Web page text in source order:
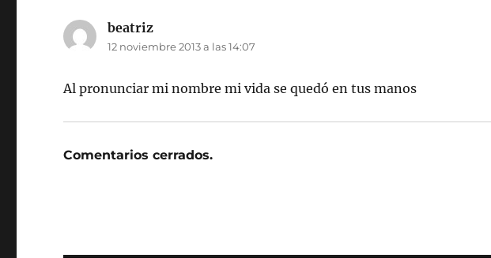
beatriz
12 noviembre 2013 a las 14:07
Al pronunciar mi nombre mi vida se quedó en tus manos
Comentarios cerrados.